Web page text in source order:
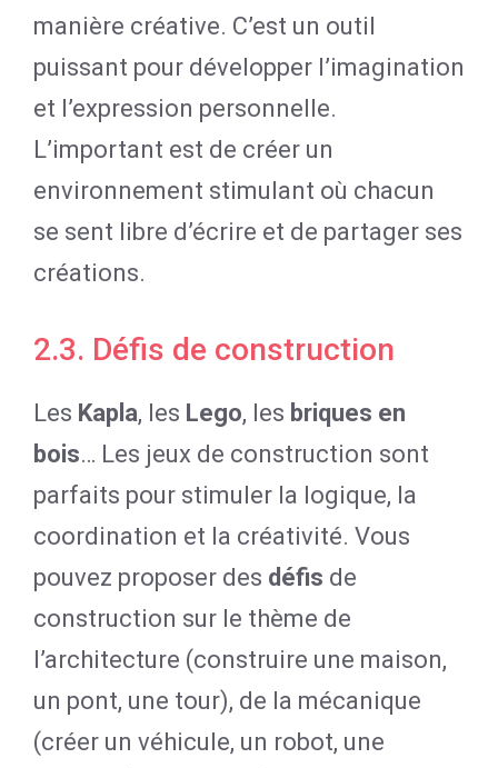
manière créative. C’est un outil
puissant pour développer l’imagination
et l’expression personnelle.
L’important est de créer un
environnement stimulant où chacun
se sent libre d’écrire et de partager ses
créations.
2.3. Défis de construction
Les Kapla, les Lego, les briques en
bois… Les jeux de construction sont
parfaits pour stimuler la logique, la
coordination et la créativité. Vous
pouvez proposer des défis de
construction sur le thème de
l’architecture (construire une maison,
un pont, une tour), de la mécanique
(créer un véhicule, un robot, une